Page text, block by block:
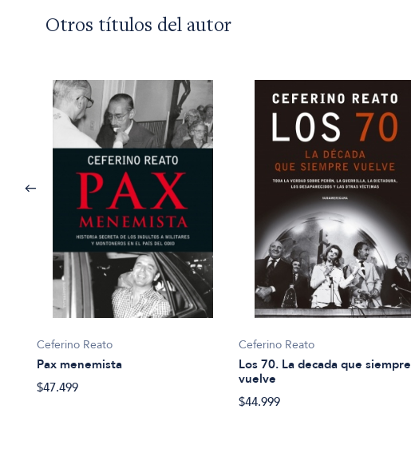
Otros títulos del autor
Ceferino Reato
Pax menemista
$47.499
Ceferino Reato
Los 70. La decada que siempre
vuelve
$44.999